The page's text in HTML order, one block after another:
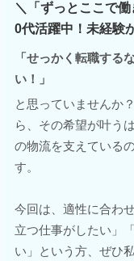
＼「ずっとここで
0代活躍中！未経験
「せっかく転職する
い！」
と思っていませんか
ら、その希望が叶う
の物流を支えている
す。
今回は、適性に合わ
立つ仕事がしたい」
い」という方、ぜひ